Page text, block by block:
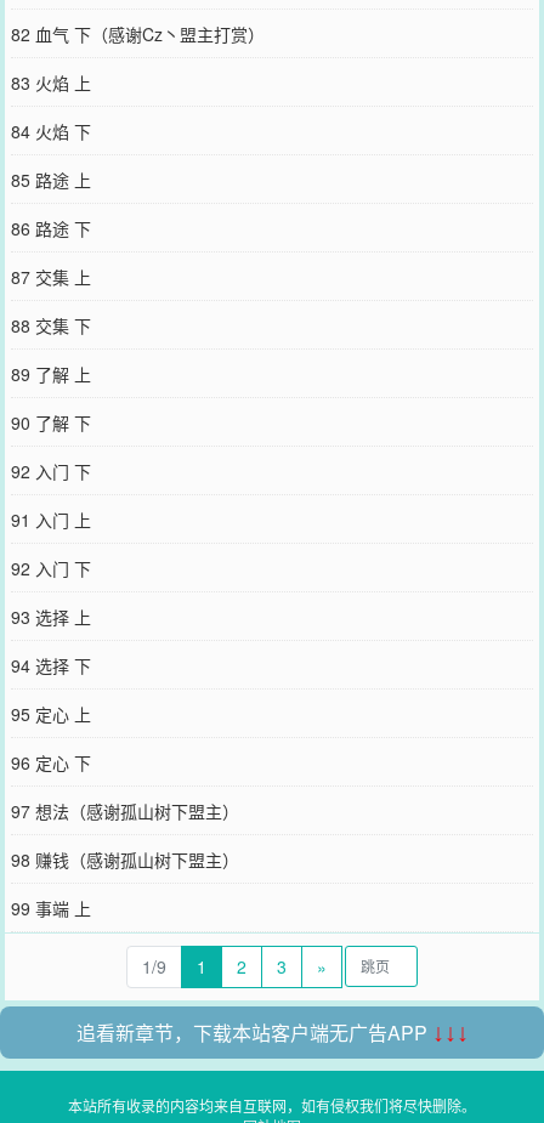
82 血气 下（感谢Cz丶盟主打赏）
83 火焰 上
84 火焰 下
85 路途 上
86 路途 下
87 交集 上
88 交集 下
89 了解 上
90 了解 下
92 入门 下
91 入门 上
92 入门 下
93 选择 上
94 选择 下
95 定心 上
96 定心 下
97 想法（感谢孤山树下盟主）
98 赚钱（感谢孤山树下盟主）
99 事端 上
1/9 1 2 3 »
追看新章节，下载本站客户端无广告APP ↓↓↓
本站所有收录的内容均来自互联网，如有侵权我们将尽快删除。